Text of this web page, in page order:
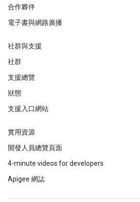
合作夥伴
電子書與網路廣播
社群與支援
社群
支援總覽
狀態
支援入口網站
實用資源
開發人員總覽頁面
4-minute videos for developers
Apigee 網誌